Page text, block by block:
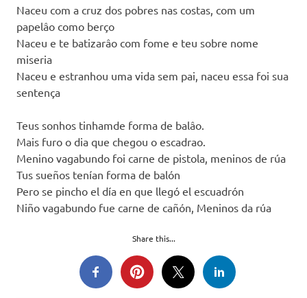
Naceu com a cruz dos pobres nas costas, com um
papelâo como berço
Naceu e te batizarâo com fome e teu sobre nome
miseria
Naceu e estranhou uma vida sem pai, naceu essa foi sua
sentença
Teus sonhos tinhamde forma de balâo.
Mais furo o dia que chegou o escadrao.
Menino vagabundo foi carne de pistola, meninos de rúa
Tus sueños tenían forma de balón
Pero se pincho el día en que llegó el escuadrón
Niño vagabundo fue carne de cañón, Meninos da rúa
Share this...